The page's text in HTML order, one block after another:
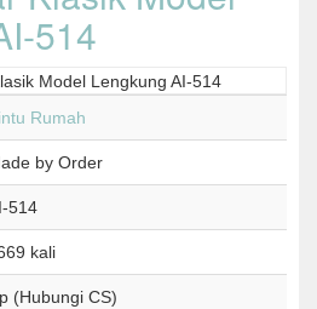
514
Rumah
by Order
514
kali
(Hubungi CS)